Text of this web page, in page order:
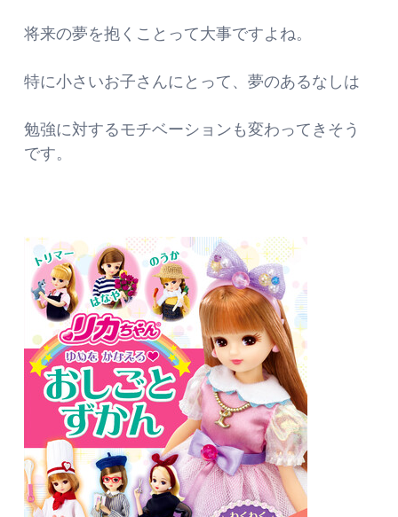
将来の夢を抱くことって大事ですよね。
特に小さいお子さんにとって、夢のあるなしは
勉強に対するモチベーションも変わってきそう
です。